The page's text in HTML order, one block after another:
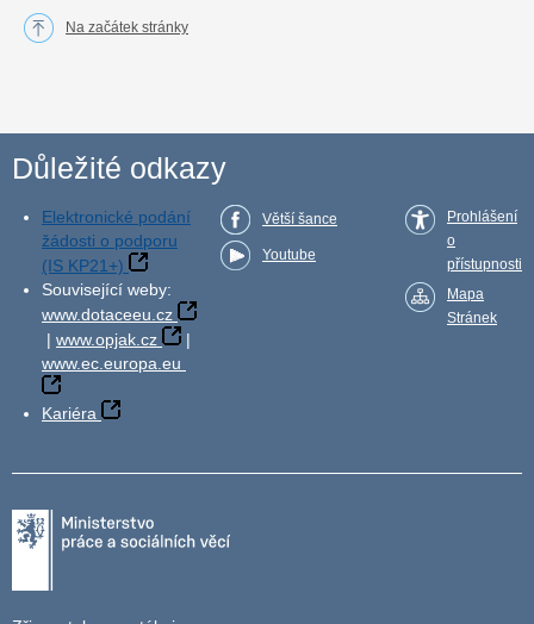
Na začátek stránky
Důležité odkazy
Elektronické podání
žádosti o podporu
(IS KP21+)
Související weby:
www.dotaceeu.cz
| www.opjak.cz
|
www.ec.europa.eu
Kariéra
Větší šance
Youtube
Prohlášení
o
přístupnosti
Mapa
Stránek